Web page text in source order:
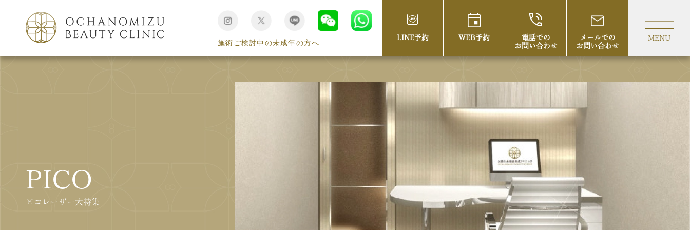
施術ご検討中の未成年の方へ
LINE予約 WEB予約
電話での
お問い合わせ
メールでの
お問い合わせ
MENU
PICO
ピコレーザー大特集